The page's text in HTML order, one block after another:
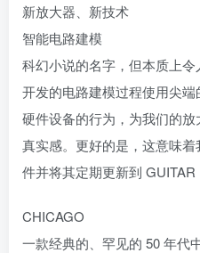
新放大器、新技术
智能电路建模
科幻小说的名字，但本质上
开发的电路建模过程使用尖
硬件设备的行为，为我们的
真实感。更好的是，这意味
件并将其定期更新到 GUITAR
CHICAGO
一款经典的、罕见的 50 年代